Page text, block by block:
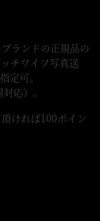
ランドの正規品の
チワイフ写真送
定可。
対応）。
ければ100ポイン